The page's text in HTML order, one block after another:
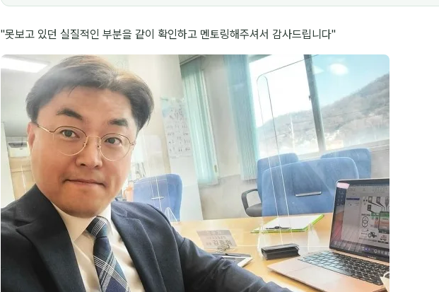
"못보고 있던 실질적인 부분을 같이 확인하고 멘토링해주셔서 감사드립니다"